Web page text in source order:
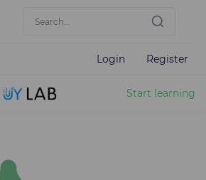
Login Register
Start learning